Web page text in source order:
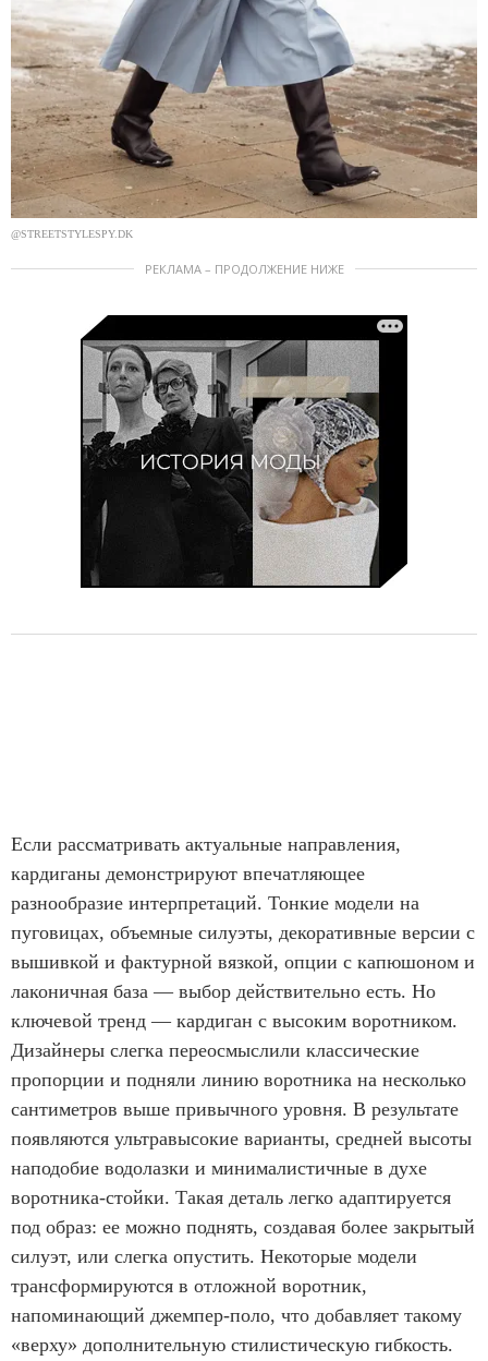
@STREETSTYLESPY.DK
РЕКЛАМА – ПРОДОЛЖЕНИЕ НИЖЕ
Если рассматривать актуальные направления,
кардиганы демонстрируют впечатляющее
разнообразие интерпретаций. Тонкие модели на
пуговицах, объемные силуэты, декоративные версии с
вышивкой и фактурной вязкой, опции с капюшоном и
лаконичная база — выбор действительно есть. Но
ключевой тренд — кардиган с высоким воротником.
Дизайнеры слегка переосмыслили классические
пропорции и подняли линию воротника на несколько
сантиметров выше привычного уровня. В результате
появляются ультравысокие варианты, средней высоты
наподобие водолазки и минималистичные в духе
воротника-стойки. Такая деталь легко адаптируется
под образ: ее можно поднять, создавая более закрытый
силуэт, или слегка опустить. Некоторые модели
трансформируются в отложной воротник,
напоминающий джемпер-поло, что добавляет такому
«верху» дополнительную стилистическую гибкость.